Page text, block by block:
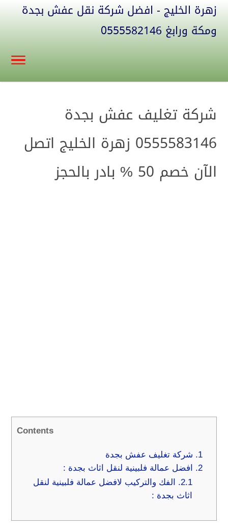
زهرة الخليج - افضل شركة نقل عفش بجدة
ومكة ورابغ 0555582146
شركة تغليف عفش بجدة
0555583146 زهرة الخليج اتصل
الآن خصم 50 % بادر بالحجز
Contents
1.
شركة تغليف عفش بجدة
2.
افضل عمالة فلبينية لنقل اثاث بجدة :
2.1.
الفك والتركيب لافضل عمالة فلبينية لنقل
اثاث بجدة :